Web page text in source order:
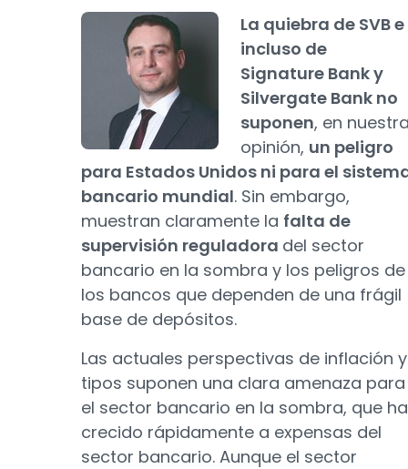
La quiebra de SVB e
incluso de
Signature Bank y
Silvergate Bank no
suponen, en
opinión, un peligro
para Estados Unidos ni para el
bancario mundial. Sin embargo,
muestran claramente la falta de
supervisión reguladora del sector
bancario en la sombra y los peligros de
los bancos que dependen de una frágil
base de depósitos.
Las actuales perspectivas de inflación y
tipos suponen una clara amenaza para
el sector bancario en la sombra, que ha
crecido rápidamente a expensas del
sector bancario. Aunque el sector